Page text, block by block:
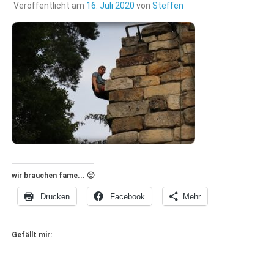
Veröffentlicht am 16. Juli 2020 von Steffen
wir brauchen fame... 🙂
Drucken Facebook Mehr
Gefällt mir: